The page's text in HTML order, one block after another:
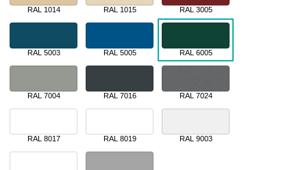
RAL 1014 RAL 1015 RAL 3005
RAL 5003 RAL 5005 RAL 6005
RAL 7004 RAL 7016 RAL 7024
RAL 8017 RAL 8019 RAL 9003